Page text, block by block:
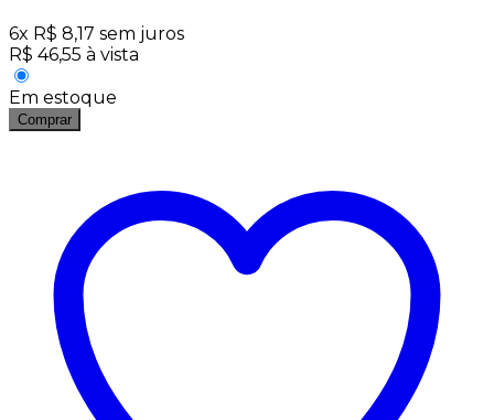
6x R$ 8,17 sem juros
R$ 46,55 à vista
Em estoque
Comprar